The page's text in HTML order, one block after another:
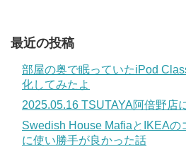
最近の投稿
部屋の奥で眠っていたiPod
化してみたよ
2025.05.16 TSUTAYA阿倍野店
Swedish House MafiaとIKEAの
に使い勝手が良かった話